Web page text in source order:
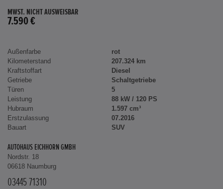
MWST. NICHT AUSWEISBAR
7.590 €
Außenfarbe
rot
Kilometerstand
207.324 km
Kraftstoffart
Diesel
Getriebe
Schaltgetriebe
Türen
5
Leistung
88 kW / 120 PS
Hubraum
1.597 cm³
Erstzulassung
07.2016
Bauart
SUV
AUTOHAUS EICHHORN GMBH
Nordstr. 18
06618 Naumburg
03445 71310